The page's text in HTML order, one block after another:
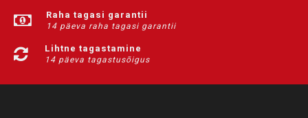
Raha tagasi garantii
14 päeva raha tagasi garantii
Lihtne tagastamine
14 päeva tagastusõigus